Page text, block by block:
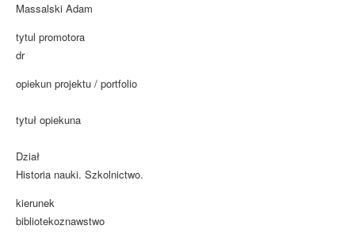
Massalski Adam
tytul promotora
dr
opiekun projektu / portfolio
tytuł opiekuna
Dział
Historia nauki. Szkolnictwo.
kierunek
bibliotekoznawstwo